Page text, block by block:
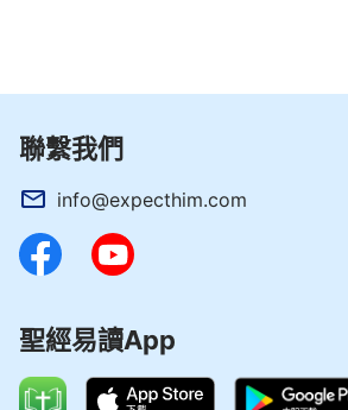
眼前了，萬物都要各從其類，人怎
候而顯明的，也是在作全宇的征服
的工作開始的所有征服的工作）中
有人類的結局是在審判台前，是在
——《話在肉身顯現·征服
審判工作是神自己的工作，當
聯繫我們
info@expecthim.com
聖經易讀App